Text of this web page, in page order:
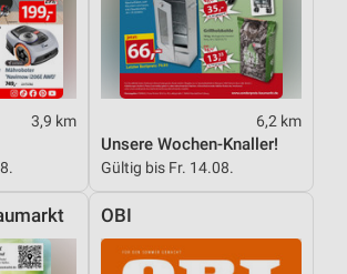
3,9 km 6,2 km
Unsere Wochen-Knaller!
Gültig bis Fr. 14.08.
OBI